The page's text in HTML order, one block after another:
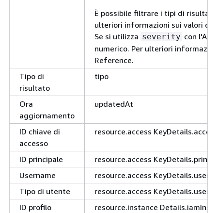
È possibile filtrare i tipi di
ulteriori informazioni sui valori di
Se si utilizza severity con l'API
numerico. Per ulteriori
Reference.
Tipo di
risultato
tipo
Ora
aggiornamento
updatedAt
ID chiave di
accesso
resource.access
ID principale
resource.access
Username
resource.access
Tipo di utente
resource.access
ID profilo
resource.instance